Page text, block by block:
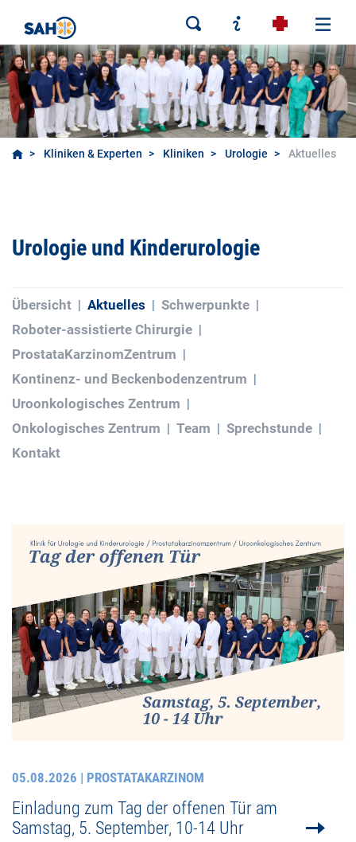
Kliniken & Experten Kliniken Urologie Aktuelles
Urologie und Kinderurologie
Übersicht Aktuelles
Schwerpunkte
Roboter-assistierte Chirurgie
ProstataKarzinomZentrum
Kontinenz- und Beckenbodenzentrum
Uroonkologisches Zentrum
Onkologisches Zentrum
Team
Sprechstunde
Kontakt
05.08.2026 | PROSTATAKARZINOM
Einladung zum Tag der offenen Tür am
Samstag, 5. September, 10-14 Uhr